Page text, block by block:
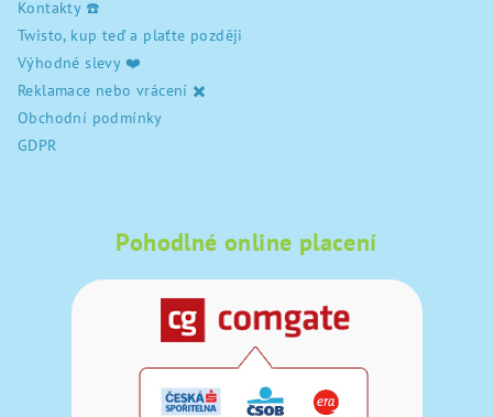
Kontakty ☎️
Twisto, kup teď a plaťte později
Výhodné slevy ❤️
Reklamace nebo vrácení ✖️
Obchodní podmínky
GDPR
Pohodlné online placení